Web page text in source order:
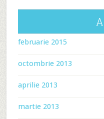
februarie 2015
octombrie 2013
aprilie 2013
martie 2013